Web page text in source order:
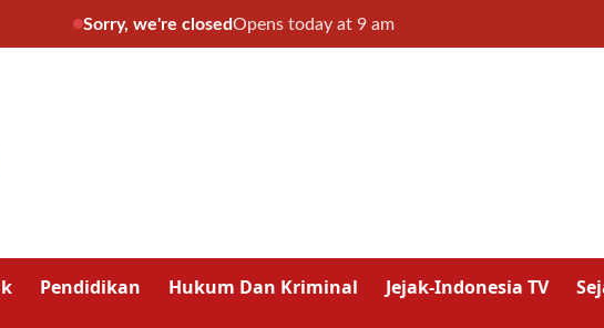
Sorry, we're closedOpens today at 9 am
Pendidikan Hukum Dan Kriminal Jejak-Indonesia TV